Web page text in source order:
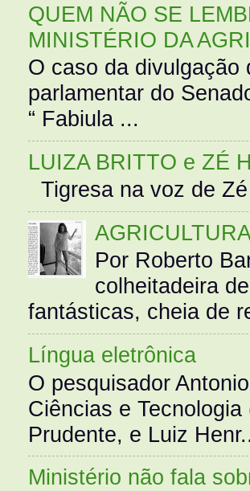
QUEM NÃO SE
MINISTÉRIO DA
O caso da
parlamentar do
“ Fabiula ...
LUIZA BRITTO e ZÉ
Tigresa na voz de
Por Roberto
colheitadeira
fantásticas, cheia de
Língua eletrônica
O pesquisador
Ciências e
Prudente, e Luiz
Ministério não fala